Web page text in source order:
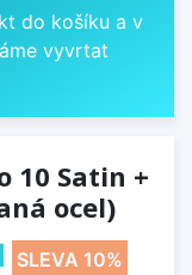
do košíku a v
vyvrtat
10 Satin +
ocel)
SLEVA 10%